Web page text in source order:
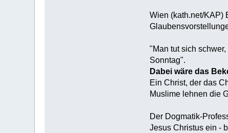
Wien (kath.net/KAP)
"Man tut sich
Sonntag".
Dabei wäre das
Ein Christ, der das
Muslime lehnen die
Der Dogmatik-
Jesus Christus ein -